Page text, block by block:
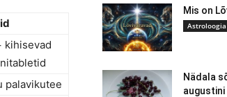
kihisevad
palavikutee
Mis on
Astroloogia
Nädala
augustini